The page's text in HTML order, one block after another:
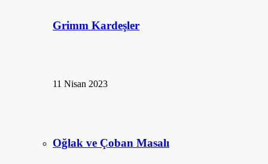
Grimm Kardeşler
11 Nisan 2023
Oğlak ve Çoban Masalı